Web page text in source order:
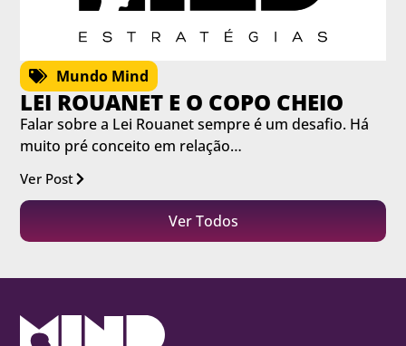
Mundo Mind
LEI ROUANET E O COPO CHEIO
Falar sobre a Lei Rouanet sempre é um desafio. Há
muito pré conceito em relação…
Ver Post
Ver Todos